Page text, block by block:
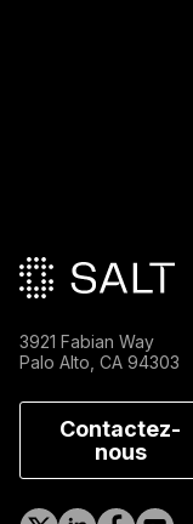
Pied
3921 Fabian Way
Palo Alto, CA 94303
Contactez-
nous